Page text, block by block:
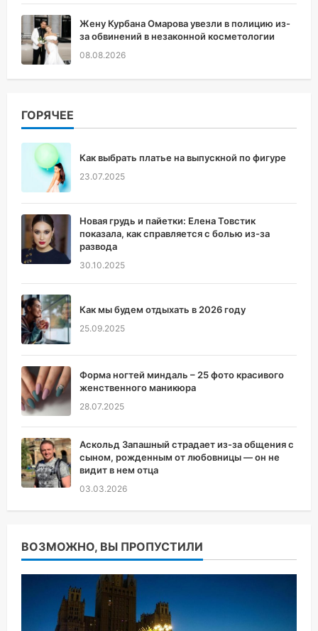
Жену Курбана Омарова увезли в полицию из-
за обвинений в незаконной косметологии
08.08.2026
ГОРЯЧЕЕ
Как выбрать платье на выпускной по фигуре
23.07.2025
Новая грудь и пайетки: Елена Товстик
показала, как справляется с болью из-за
развода
30.10.2025
Как мы будем отдыхать в 2026 году
25.09.2025
Форма ногтей миндаль – 25 фото красивого
женственного маникюра
28.07.2025
Аскольд Запашный страдает из-за общения с
сыном, рожденным от любовницы — он не
видит в нем отца
03.03.2026
ВОЗМОЖНО, ВЫ ПРОПУСТИЛИ